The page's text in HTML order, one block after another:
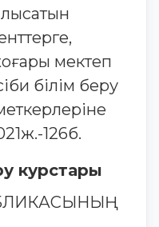
мектеп
білім беру
126б.
курстары